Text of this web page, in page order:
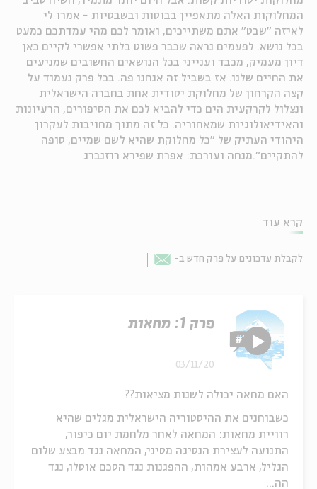
המחלוקות האלה מתאפיין בבוטות ובשבטיות - אמרו לי
לאיזה "שבט" אתם משתייכים, ואומר לכם מהי עמדתכם כמעט
בכל נושא. לפעמים נראה שכבר פשוט בלתי אפשרי לקיים כאן
דיון מעמיק, מכבד וענייני בכל הנושאים החשובים שמניעים
את החיים שלנו. אז בשביל זה אנחנו פה. בכל פרק נעמוד על
קצה הקרחון של מחלוקת יסודית אחת בחברה הישראלית
ונצלול לקרקעית הים כדי להביא לכם את הסיפורים, הרעיונות
והאידיאולוגיות שמאחוריה. כל זה מתוך מחויבות לעקרון
היהודי העתיק של "כל מחלוקת שהיא לשם שמיים, סופה
להתקיים".מנחה ועורכת: אפרת שפירא רוזנברג
קרא עוד
לקבלת עדכונים על פרק חדש ב- Email
פרק 1: מחאות
03/11/20
האם מחאה יכולה לשנות מציאות??
כשבוחנים את ההיסטוריה הישראלית מגלים שהיא
רוויית מחאות: המחאה לאחר מלחמת יום כיפור,
התנועה לעצירת הנסיגה מסיני, המחאה נגד מבצע שלום
הגליל, ארבע אמהות, ההפגנות נגד הסכם אוסלו, נגד
הה...